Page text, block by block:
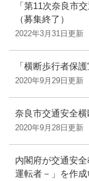
「第11次奈良市
（募集終了）
2022年3月31日更新
「横断歩行者保
2020年9月29日更新
奈良市交通安全横
2020年9月28日更新
内閣府が交通安
運転者－」を作成